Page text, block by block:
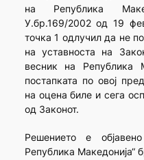
на Република
У.бр.169/2002 од 19
точка 1 одлучил да не
на уставноста на
весник на Република
постапката по овој
на оцена биле и сега
од Зако­нот.
Решението е
Република Македонија“